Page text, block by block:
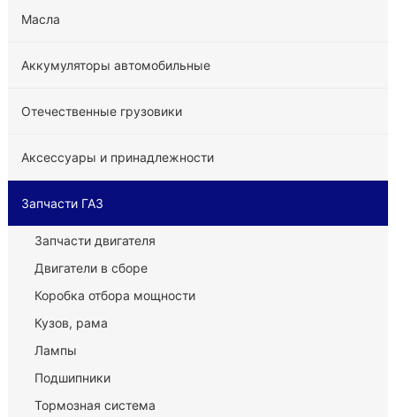
Масла
Аккумуляторы автомобильные
Отечественные грузовики
Аксессуары и принадлежности
Запчасти ГАЗ
Запчасти двигателя
Двигатели в сборе
Коробка отбора мощности
Кузов, рама
Лампы
Подшипники
Тормозная система